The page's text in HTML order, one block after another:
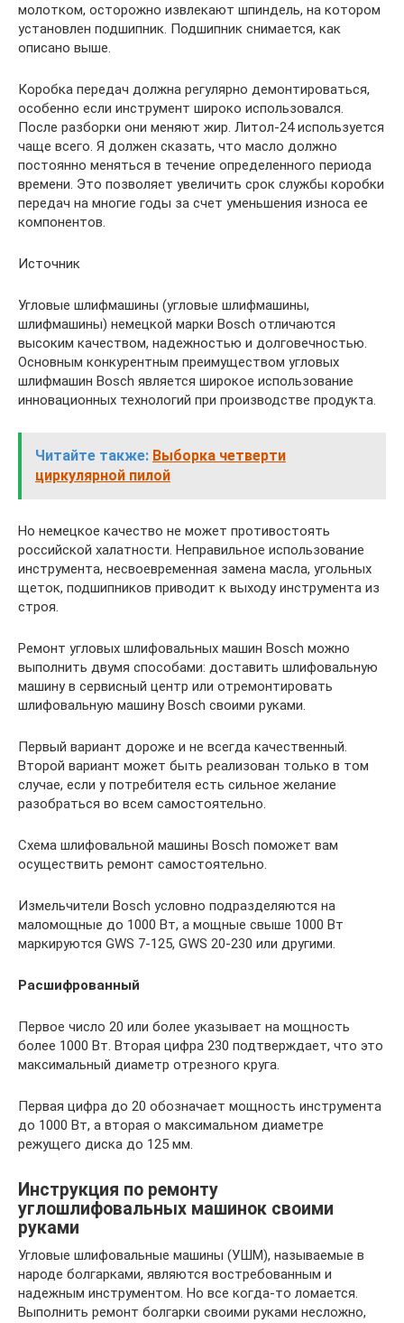
молотком, осторожно извлекают шпиндель, на котором
установлен подшипник. Подшипник снимается, как
описано выше.
Коробка передач должна регулярно демонтироваться,
особенно если инструмент широко использовался.
После разборки они меняют жир. Литол-24 используется
чаще всего. Я должен сказать, что масло должно
постоянно меняться в течение определенного периода
времени. Это позволяет увеличить срок службы коробки
передач на многие годы за счет уменьшения износа ее
компонентов.
Источник
Угловые шлифмашины (угловые шлифмашины,
шлифмашины) немецкой марки Bosch отличаются
высоким качеством, надежностью и долговечностью.
Основным конкурентным преимуществом угловых
шлифмашин Bosch является широкое использование
инновационных технологий при производстве продукта.
Читайте также: Выборка четверти
циркулярной пилой
Но немецкое качество не может противостоять
российской халатности. Неправильное использование
инструмента, несвоевременная замена масла, угольных
щеток, подшипников приводит к выходу инструмента из
строя.
Ремонт угловых шлифовальных машин Bosch можно
выполнить двумя способами: доставить шлифовальную
машину в сервисный центр или отремонтировать
шлифовальную машину Bosch своими руками.
Первый вариант дороже и не всегда качественный.
Второй вариант может быть реализован только в том
случае, если у потребителя есть сильное желание
разобраться во всем самостоятельно.
Схема шлифовальной машины Bosch поможет вам
осуществить ремонт самостоятельно.
Измельчители Bosch условно подразделяются на
маломощные до 1000 Вт, а мощные свыше 1000 Вт
маркируются GWS 7-125, GWS 20-230 или другими.
Расшифрованный
Первое число 20 или более указывает на мощность
более 1000 Вт. Вторая цифра 230 подтверждает, что это
максимальный диаметр отрезного круга.
Первая цифра до 20 обозначает мощность инструмента
до 1000 Вт, а вторая о максимальном диаметре
режущего диска до 125 мм.
Инструкция по ремонту
углошлифовальных машинок своими
руками
Угловые шлифовальные машины (УШМ), называемые в
народе болгарками, являются востребованным и
надежным инструментом. Но все когда-то ломается.
Выполнить ремонт болгарки своими руками несложно,